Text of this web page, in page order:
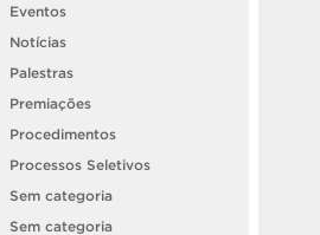
Eventos
Notícias
Palestras
Premiações
Procedimentos
Processos Seletivos
Sem categoria
Sem categoria